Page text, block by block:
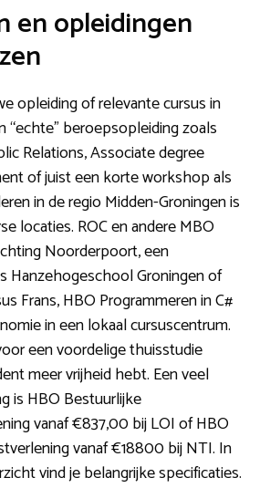
en opleidingen
opleiding of relevante cursus in
“echte” beroepsopleiding zoals
Relations, Associate degree
of juist een korte workshop als
in de regio Midden-Groningen is
locaties. ROC en andere MBO
Noorderpoort, een
Hanzehogeschool Groningen of
Frans, HBO Programmeren in C#
in een lokaal cursuscentrum.
een voordelige thuisstudie
meer vrijheid hebt. Een veel
is HBO Bestuurlijke
vanaf €837,00 bij LOI of HBO
vanaf €18800 bij NTI. In
vind je belangrijke specificaties.